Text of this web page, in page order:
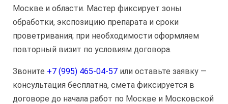
Москве и области. Мастер фиксирует зоны
обработки, экспозицию препарата и сроки
проветривания; при необходимости оформляем
повторный визит по условиям договора.
Звоните +7 (995) 465-04-57 или оставьте заявку —
консультация бесплатна, смета фиксируется в
договоре до начала работ по Москве и Московской